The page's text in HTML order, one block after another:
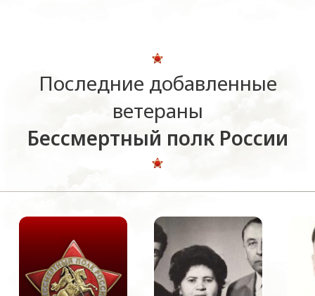
Последние добавленные
ветераны
Бессмертный полк России